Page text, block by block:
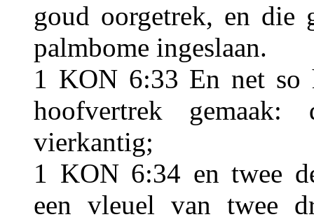
goud oorgetrek, en die
palmbome ingeslaan.
1 KON 6:33 En net
hoofvertrek gemaak:
vierkantig;
1 KON 6:34 en twee
een vleuel van twee